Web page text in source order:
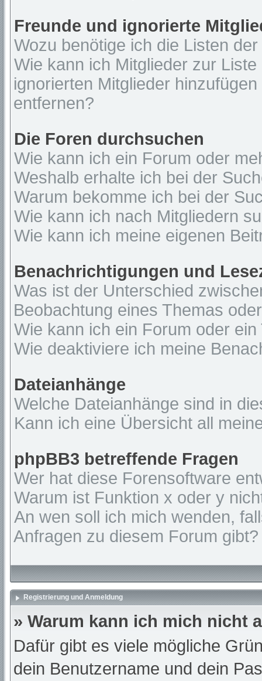
Freunde und ignorierte
Wozu benötige ich die Listen
Wie kann ich Mitglieder zur
ignorierten Mitglieder
entfernen?
Die Foren durchsuchen
Wie kann ich ein Forum oder
Weshalb erhalte ich bei der
Warum bekomme ich bei der
Wie kann ich nach Mitgliedern
Wie kann ich meine eigenen
Benachrichtigungen und
Was ist der Unterschied
Beobachtung eines Themas
Wie kann ich ein Forum oder
Wie deaktiviere ich meine
Dateianhänge
Welche Dateianhänge sind in
Kann ich eine Übersicht all
phpBB3 betreffende Fragen
Wer hat diese Forensoftware
Warum ist Funktion x oder y
An wen soll ich mich wenden,
Anfragen zu diesem Forum gibt?
Registrierung und Anmeldung
» Warum kann ich mich nicht
Dafür gibt es viele mögliche
dein Benutzername und dein